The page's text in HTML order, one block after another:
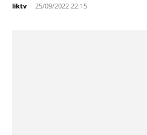
liktv - 25/09/2022 22:15